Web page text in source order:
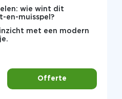
wie wint dit
en-muisspel?
met een modern
Offerte